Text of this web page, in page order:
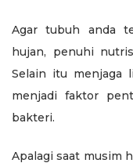
Agar tubuh anda
hujan, penuhi
Selain itu menjaga
menjadi faktor
bakteri.
Apalagi saat musim